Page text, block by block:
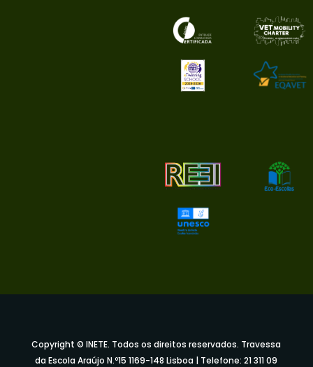
Copyright © INETE. Todos os direitos reservados. Travessa
da Escola Araújo N.º15 1169-148 Lisboa | Telefone: 21 311 09